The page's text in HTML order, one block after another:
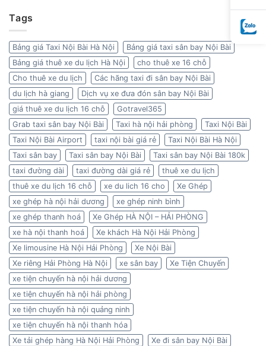
Tags
Bảng giá Taxi Nội Bài Hà Nội
Bảng giá taxi sân bay Nội Bài
Bảng giá thuê xe du lịch Hà Nội
cho thuê xe 16 chỗ
Cho thuê xe du lịch
Các hãng taxi đi sân bay Nội Bài
du lịch hà giang
Dịch vụ xe đưa đón sân bay Nội Bài
giá thuê xe du lịch 16 chỗ
Gotravel365
Grab taxi sân bay Nội Bài
Taxi hà nội hải phòng
Taxi Nội Bài
Taxi Nội Bài Airport
taxi nội bài giá rẻ
Taxi Nội Bài Hà Nội
Taxi sân bay
Taxi sân bay Nội Bài
Taxi sân bay Nội Bài 180k
taxi đường dài
taxi đường dài giá rẻ
thuê xe du lịch
thuê xe du lịch 16 chỗ
xe du lich 16 cho
Xe Ghép
xe ghép hà nội hải dương
xe ghép ninh bình
xe ghép thanh hoá
Xe Ghép HÀ NỘI – HẢI PHÒNG
xe hà nội thanh hoá
Xe khách Hà Nội Hải Phòng
Xe limousine Hà Nội Hải Phòng
Xe Nội Bài
Xe riêng Hải Phòng Hà Nội
xe sân bay
Xe Tiện Chuyến
xe tiện chuyến hà nội hải dương
xe tiện chuyến hà nội hải phòng
xe tiện chuyến hà nội quảng ninh
xe tiện chuyến hà nội thanh hóa
Xe tải ghép hàng Hà Nội Hải Phòng
Xe đi sân bay Nội Bài